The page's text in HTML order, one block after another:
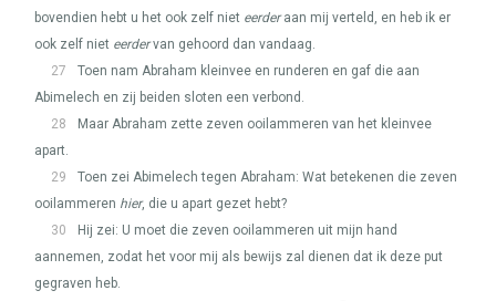
bovendien hebt u het ook zelf niet eerderaan mij verteld, en heb ik er
ook zelf niet eerdervan gehoord dan vandaag.
27
Toen nam Abraham kleinvee en runderen en gaf die aan
Abimelech en zij beiden sloten een verbond.
28
Maar Abraham zette zeven ooilammeren van het kleinvee
apart.
29
Toen zei Abimelech tegen Abraham: Wat betekenen die zeven
ooilammeren hier, die u apart gezet hebt?
30
Hij zei: U moet die zeven ooilammeren uit mijn hand
aannemen, zodat het voor mij als bewijs zal dienen dat ik deze put
gegraven heb.